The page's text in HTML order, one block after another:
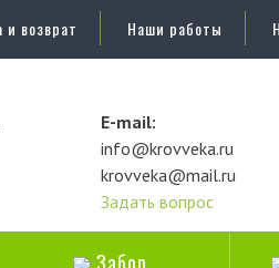
и возврат Наши работы
E-mail:
info@krovveka.ru
krovveka@mail.ru
Задать вопрос